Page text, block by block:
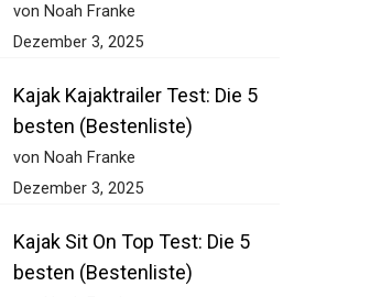
von Noah Franke
Dezember 3, 2025
Kajak Kajaktrailer Test: Die 5
besten (Bestenliste)
von Noah Franke
Dezember 3, 2025
Kajak Sit On Top Test: Die 5
besten (Bestenliste)